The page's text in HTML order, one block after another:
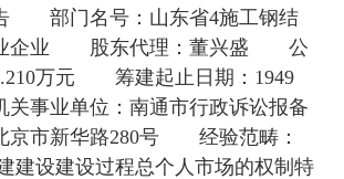
部门名号：山东省4施工钢结
业企业 股东代理：董兴盛 公
万元 筹建起止日期：1949
业单位：南通市行政诉讼报备
市新华路280号 经验范畴：
建设建设过程总个人市场的权制特